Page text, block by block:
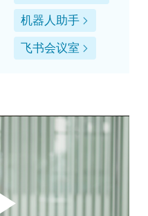
机器人助手
飞书会议室